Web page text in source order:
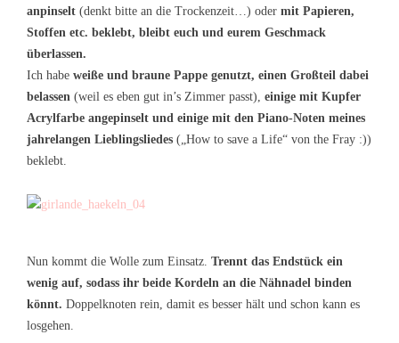
anpinselt (denkt bitte an die Trockenzeit…) oder mit Papieren,
Stoffen etc. beklebt, bleibt euch und eurem Geschmack
überlassen.
Ich habe weiße und braune Pappe genutzt, einen Großteil dabei
belassen (weil es eben gut in’s Zimmer passt), einige mit Kupfer
Acrylfarbe angepinselt und einige mit den Piano-Noten meines
jahrelangen Lieblingsliedes („How to save a Life“ von the Fray :))
beklebt.
Nun kommt die Wolle zum Einsatz. Trennt das Endstück ein
wenig auf, sodass ihr beide Kordeln an die Nähnadel binden
könnt. Doppelknoten rein, damit es besser hält und schon kann es
losgehen.